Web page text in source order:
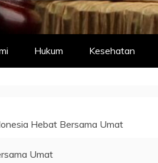
Hukum Kesehatan
Hebat Bersama Umat